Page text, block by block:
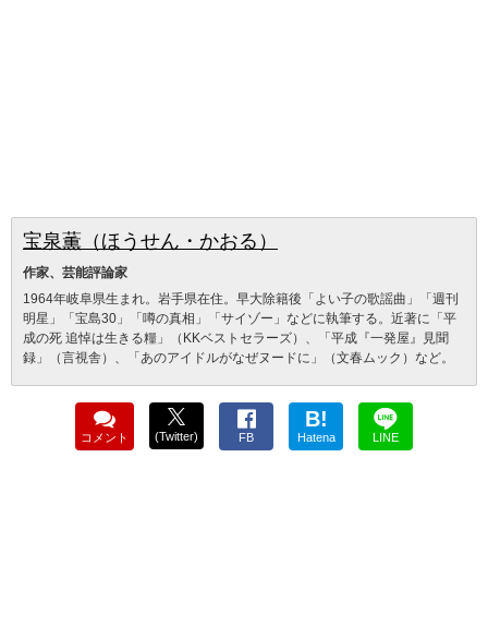
宝泉薫（ほうせん・かおる）
作家、芸能評論家
1964年岐阜県生まれ。岩手県在住。早大除籍後「よい子の歌謡曲」「週刊
明星」「宝島30」「噂の真相」「サイゾー」などに執筆する。近著に「平
成の死 追悼は生きる糧」（KKベストセラーズ）、「平成『一発屋』見聞
録」（言視舎）、「あのアイドルがなぜヌードに」（文春ムック）など。
コメント (Twitter) FB
B!
Hatena LINE